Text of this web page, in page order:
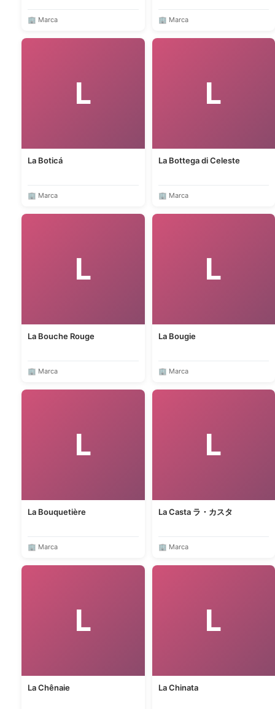
🏢 Marca 🏢 Marca
L
La Boticá
🏢 Marca
L
La Bottega di Celeste
🏢 Marca
L
La Bouche Rouge
🏢 Marca
L
La Bougie
🏢 Marca
L
La Bouquetière
🏢 Marca
L
La Casta ラ・カスタ
🏢 Marca
L
La Chênaie
L
La Chinata